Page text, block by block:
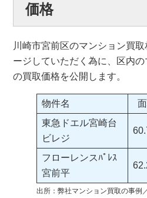
価格
川崎市宮前区のマンション買
ージしていただく為に、区内
の買取価格を公開します。
物件名
東急ドエル宮崎台
ビレジ
フローレンスﾊﾟﾚｽ
宮前平
出所：弊社マンション買取の事例